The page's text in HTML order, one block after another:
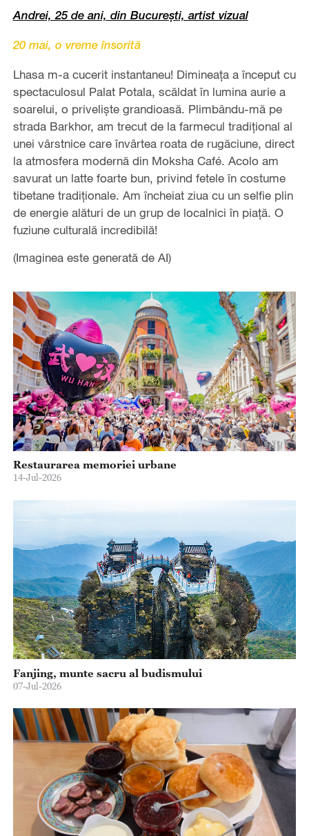
Andrei, 25 de ani, din București, artist vizual
20 mai, o vreme însorită
Lhasa m-a cucerit instantaneu! Dimineața a început cu
spectaculosul Palat Potala, scăldat în lumina aurie a
soarelui, o priveliște grandioasă. Plimbându-mă pe
strada Barkhor, am trecut de la farmecul tradițional al
unei vârstnice care învârtea roata de rugăciune, direct
la atmosfera modernă din Moksha Café. Acolo am
savurat un latte foarte bun, privind fetele în costume
tibetane tradiționale. Am încheiat ziua cu un selfie plin
de energie alături de un grup de localnici în piață. O
fuziune culturală incredibilă!
(Imaginea este generată de AI)
Restaurarea memoriei urbane
14-Jul-2026
Fanjing, munte sacru al budismului
07-Jul-2026